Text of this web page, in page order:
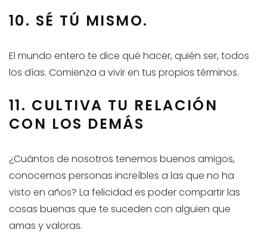
10. SÉ TÚ MISMO.
El mundo entero te dice qué hacer, quién ser, todos
los días. Comienza a vivir en tus propios términos.
11. CULTIVA TU RELACIÓN
CON LOS DEMÁS
¿Cuántos de nosotros tenemos buenos amigos,
conocemos personas increíbles a las que no ha
visto en años? La felicidad es poder compartir las
cosas buenas que te suceden con alguien que
amas y valoras.